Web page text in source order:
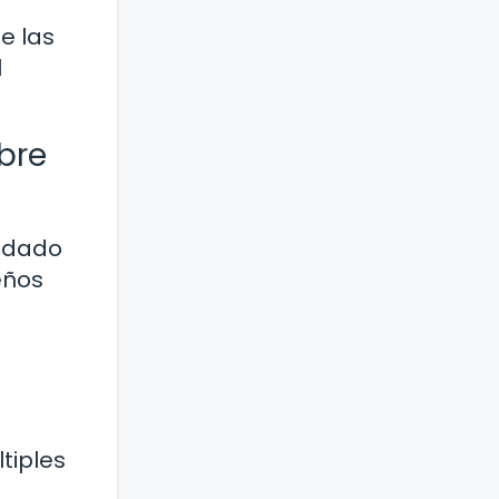
las